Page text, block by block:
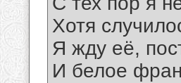
Хотя
Я жду её,
И белое